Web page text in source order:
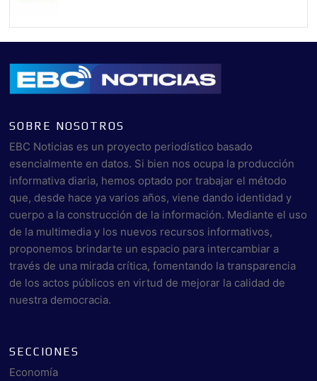
SOBRE NOSOTROS
EBC Noticias es un proyecto periodístico basado
esencialmente en datos. Si bien nos ocupa la producción
informativa diaria, hemos optado por trabajar el método
que, desde hace ya varios años, viene dando identidad y
cuerpo a la construcción de la información. Mediante el uso
de la multimedia y los nuevos recursos informativos,
proponemos brindarte un espacio para intercambiar a
través de una mirada crítica, fomentando la transparencia
de los actos públicos en virtud de mejorar la calidad de
nuestra democracia.
SECCIONES
Economía